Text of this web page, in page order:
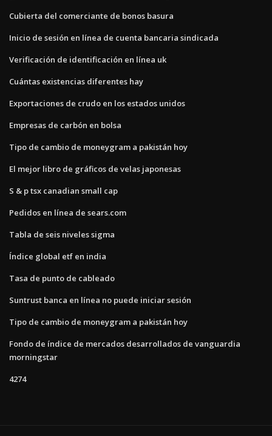
Cubierta del comerciante de bonos basura
Inicio de sesión en línea de cuenta bancaria sindicada
Verificación de identificación en línea uk
Cuántas existencias diferentes hay
Exportaciones de crudo en los estados unidos
Empresas de carbón en bolsa
Tipo de cambio de moneygram a pakistán hoy
El mejor libro de gráficos de velas japonesas
S & p tsx canadian small cap
Pedidos en línea de sears.com
Tabla de seis niveles sigma
Índice global etf en india
Tasa de punto de cableado
Suntrust banca en línea no puede iniciar sesión
Tipo de cambio de moneygram a pakistán hoy
Fondo de índice de mercados desarrollados de vanguardia
morningstar
4274